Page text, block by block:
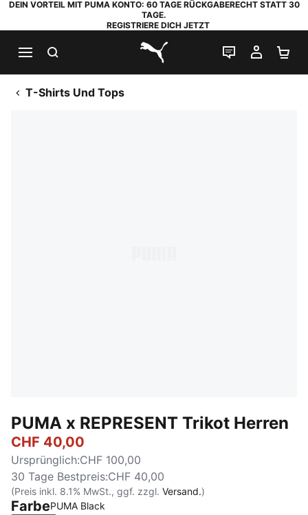
DEIN VORTEIL MIT PUMA KONTO: 60 TAGE RÜCKGABERECHT STATT 30
TAGE.
REGISTRIERE DICH JETZT
PUMA.com
LIVE-CHAT
MEIN
T-Shirts Und Tops
PUMA x REPRESENT Trikot Herren
CHF 40,00
Ursprünglich:CHF 100,00
30 Tage Bestpreis:CHF 40,00
(Preis inkl. 8.1% MwSt., ggf. zzgl. Versand.)
FarbePUMA Black